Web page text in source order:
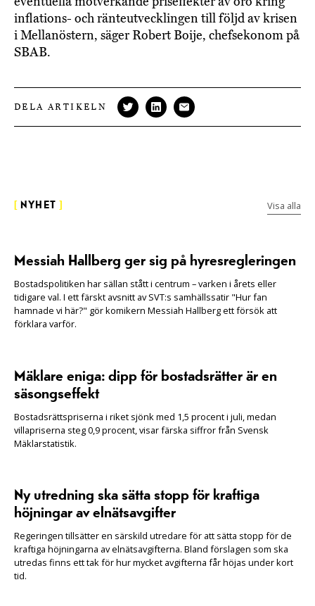
inflations- och ränteutvecklingen till följd av krisen
i Mellanöstern, säger Robert Boije, chefsekonom på
SBAB.
DELA ARTIKELN
NYHET Visa alla
Messiah Hallberg ger sig på hyresregleringen
Bostadspolitiken har sällan stått i centrum – varken i årets eller
tidigare val. I ett färskt avsnitt av SVT:s samhällssatir "Hur fan
hamnade vi här?" gör komikern Messiah Hallberg ett försök att
förklara varför.
Mäklare eniga: dipp för bostadsrätter är en
säsongseffekt
Bostadsrättspriserna i riket sjönk med 1,5 procent i juli, medan
villapriserna steg 0,9 procent, visar färska siffror från Svensk
Mäklarstatistik.
Ny utredning ska sätta stopp för kraftiga
höjningar av elnätsavgifter
Regeringen tillsätter en särskild utredare för att sätta stopp för de
kraftiga höjningarna av elnätsavgifterna. Bland förslagen som ska
utredas finns ett tak för hur mycket avgifterna får höjas under kort
tid.